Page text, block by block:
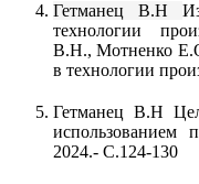
Гетманец В.Н
технологии
В.Н., Мотненко
в технологии
Гетманец В.Н
2024.- С.124-130